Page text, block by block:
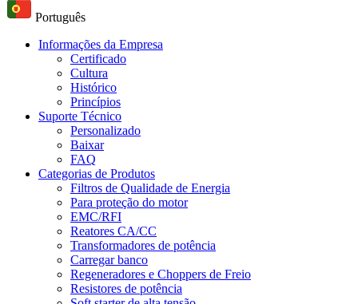
Português
Informações da Empresa
Certificado
Cultura
Histórico
Princípios
Suporte Técnico
Personalizado
Baixar
FAQ
Categorias de Produtos
Filtros de Qualidade de Energia
Para proteção do motor
EMC/RFI
Reatores CA/CC
Transformadores de potência
Carregar banco
Regeneradores e Choppers de Freio
Resistores de potência